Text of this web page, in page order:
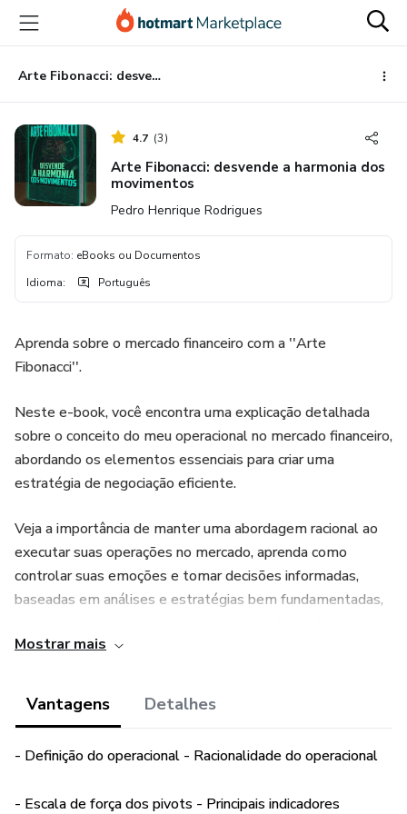
para
conteúdo
principal
para
pagamento
para
rodapé
Arte Fibonacci: desvende a harmonia dos movimentos
4.7 (3)
Arte Fibonacci: desvende a harmonia dos
movimentos
Pedro Henrique Rodrigues
Formato: eBooks ou Documentos
Idioma: Português
Aprenda sobre o mercado financeiro com a ''Arte
Fibonacci''.
Neste e-book, você encontra uma explicação detalhada
sobre o conceito do meu operacional no mercado financeiro,
abordando os elementos essenciais para criar uma
estratégia de negociação eficiente.
Veja a importância de manter uma abordagem racional ao
executar suas operações no mercado, aprenda como
controlar suas emoções e tomar decisões informadas,
baseadas em análises e estratégias bem fundamentadas,
como a projeção Fibonacci e o espelhamento e aprenda
resistência no mercado.
prever movimentos futuros de preço. Além disso, você vai
Mostrar mais
Vantagens Detalhes
- Definição do operacional - Racionalidade do operacional
- Escala de força dos pivots - Principais indicadores